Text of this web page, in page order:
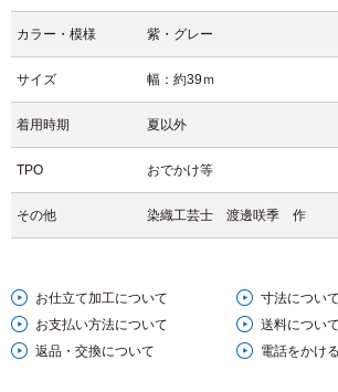
伝統の中に息づく現代の感性。
素朴な味わいの中に、つくり手の丁寧な想いが込
さりげなく上質を求める大人の装いに、ぜひ、どう
【文章 住谷】
カラー・模様 紫・グレー
サイズ 幅：約39ｍ
着用時期 夏以外
TPO おでかけ等
その他 染織工芸士 渡邊咲季 作
お仕立て加工について
寸法について
お支払い方法について
送料について
返品・交換について
電話をかける